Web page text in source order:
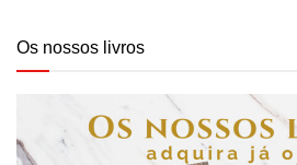
Os nossos livros